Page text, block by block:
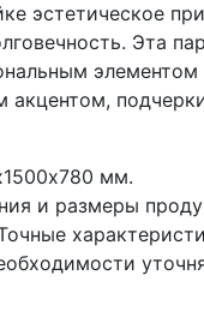
эстетическое
Эта
элементом
акцентом,
мм.
и размеры